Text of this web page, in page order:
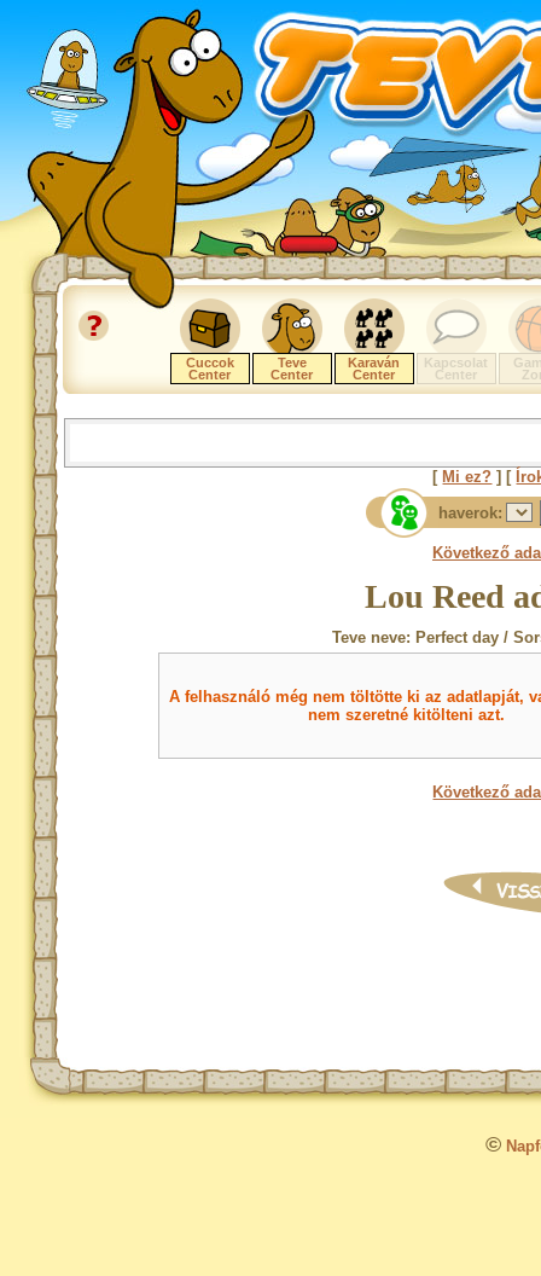
Cuccok
Center
Teve
Center
Karaván
Center
Kapcsolat
Center
[ Mi ez? ] [
haverok:
Következő
Lou Reed
Teve neve: Perfect day /
A felhasználó még nem töltötte ki az adatlapját,
nem szeretné kitölteni azt.
Következő
©